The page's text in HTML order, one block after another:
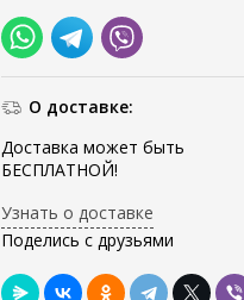
О доставке:
Доставка может быть
БЕСПЛАТНОЙ!
Узнать о доставке
Поделись с друзьями